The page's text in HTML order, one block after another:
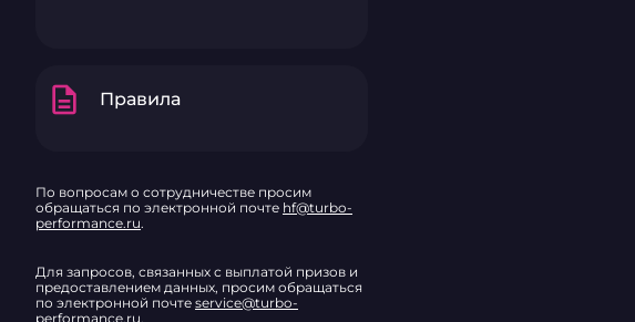
description Правила
По вопросам о сотрудничестве просим
обращаться по электронной почте hf@turbo-
performance.ru.
Для запросов, связанных с выплатой призов и
предоставлением данных, просим обращаться
по электронной почте service@turbo-
performance.ru.